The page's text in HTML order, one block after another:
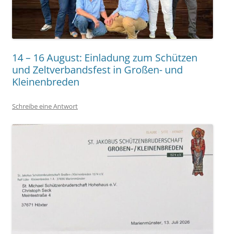
14 – 16 August: Einladung zum Schützen
und Zeltverbandsfest in Großen- und
Kleinenbreden
Schreibe eine Antwort